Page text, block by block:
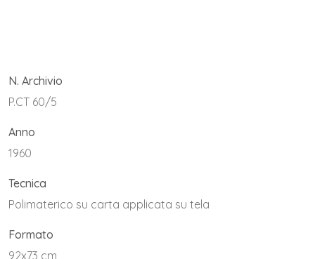
N. Archivio
P.CT 60/5
Anno
1960
Tecnica
Polimaterico su carta applicata su tela
Formato
92x73 cm